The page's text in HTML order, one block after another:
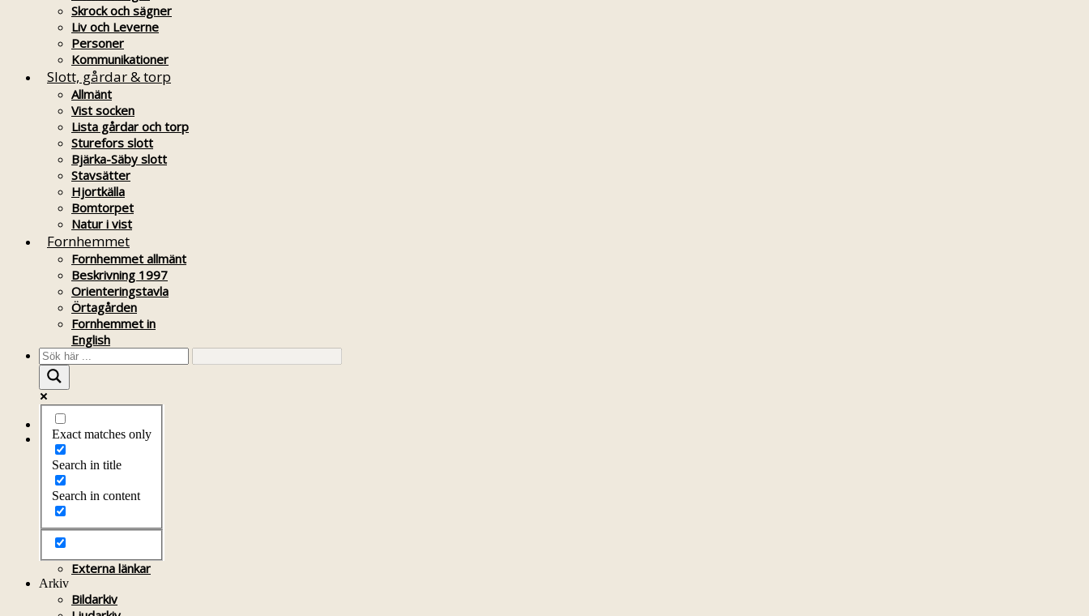
Skrock och sägner
Liv och Leverne
Personer
Kommunikationer
Slott, gårdar & torp
Allmänt
Vist socken
Lista gårdar och torp
Sturefors slott
Bjärka-Säby slott
Stavsätter
Hjortkälla
Bomtorpet
Natur i vist
Fornhemmet
Fornhemmet allmänt
Beskrivning 1997
Orienteringstavla
Örtagården
Fornhemmet in
English
Exact matches only
Search in title
Search in content
Startsida
Om föreningen
Årsprogram
Kontakt
Styrelsen
Litteratur
Externa länkar
Arkiv
Bildarkiv